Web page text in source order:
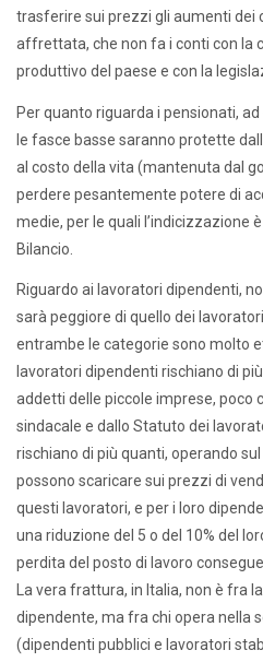
trasferire sui prezzi gli aumenti dei
affrettata, che non fa i conti con la
produttivo del paese e con la
Per quanto riguarda i pensionati,
le fasce basse saranno protette
al costo della vita (mantenuta dal
perdere pesantemente potere di
medie, per le quali l’indicizzazione
Bilancio.
Riguardo ai lavoratori dipendenti,
sarà peggiore di quello dei
entrambe le categorie sono molto
lavoratori dipendenti rischiano di
addetti delle piccole imprese, poco
sindacale e dallo Statuto dei
rischiano di più quanti, operando
possono scaricare sui prezzi di
questi lavoratori, e per i loro
una riduzione del 5 o del 10% del
perdita del posto di lavoro
La vera frattura, in Italia, non è fra
dipendente, ma fra chi opera nella
(dipendenti pubblici e lavoratori